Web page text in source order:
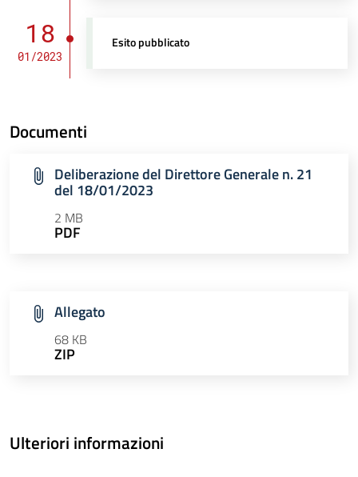
18
01/2023
Esito pubblicato
Documenti
Deliberazione del Direttore Generale n. 21
del 18/01/2023
2 MB
PDF
Allegato
68 KB
ZIP
Ulteriori informazioni